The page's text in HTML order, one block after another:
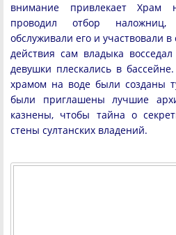
внимание привлекает Храм
проводил отбор
обслуживали его и участвовали в
действия сам владыка
девушки плескались в
храмом на воде были созданы
были приглашены лучшие
казнены, чтобы тайна о
стены султанских владений.